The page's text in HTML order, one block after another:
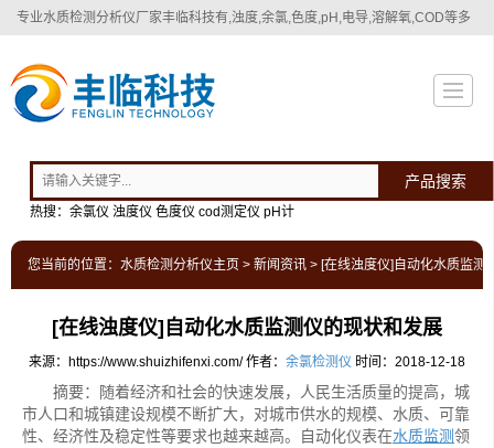
专业水质检测分析仪厂家丰临科技有,浊度,余氯,色度,pH,电导,溶解氧,COD等多
产品搜索
热搜：余氯仪 浊度仪 色度仪 cod测定仪 pH计
您当前的位置： 水质检测分析仪主页 > 新闻资讯 > [在线浊度仪]自动化水质监测
[在线浊度仪]自动化水质监测仪的现状和发展
来源：https://www.shuizhifenxi.com/ 作者： 余氯检测仪 时间：2018-12-18
摘要：随着经济和社会的快速发展，人民生活质量的提高，城
市人口和城镇建设规模不断扩大，对城市供水的规模、水质、可靠
性、经济性及稳定性等要求也越来越高。自动化仪表在水质监测领